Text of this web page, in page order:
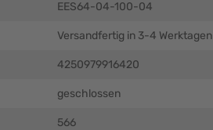
EES64-04-100-04
Versandfertig in 3-4 Werktagen
4250979916420
geschlossen
566